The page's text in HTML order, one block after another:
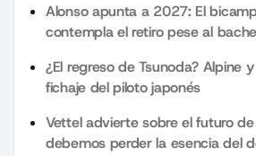
Alonso apunta a 2027: El
contempla el retiro pese al
¿El regreso de Tsunoda? Alpine
fichaje del piloto japonés
Vettel advierte sobre el futuro de
debemos perder la esencia del